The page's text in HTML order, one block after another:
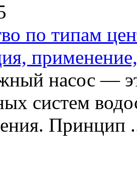
по типам
насос —
систем
Принцип